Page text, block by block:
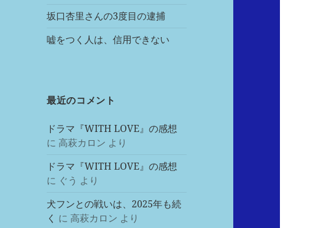
坂口杏里さんの3度目の逮捕
嘘をつく人は、信用できない
最近のコメント
ドラマ『WITH LOVE』の感想
に高萩カロン より
ドラマ『WITH LOVE』の感想
に ぐう より
犬フンとの戦いは、2025年も続
く に高萩カロン より